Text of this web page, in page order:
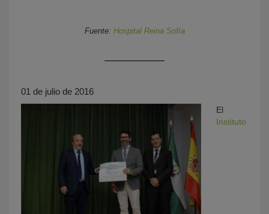
Fuente: Hospital Reina Sofía
01 de julio de 2016
El
Instituto